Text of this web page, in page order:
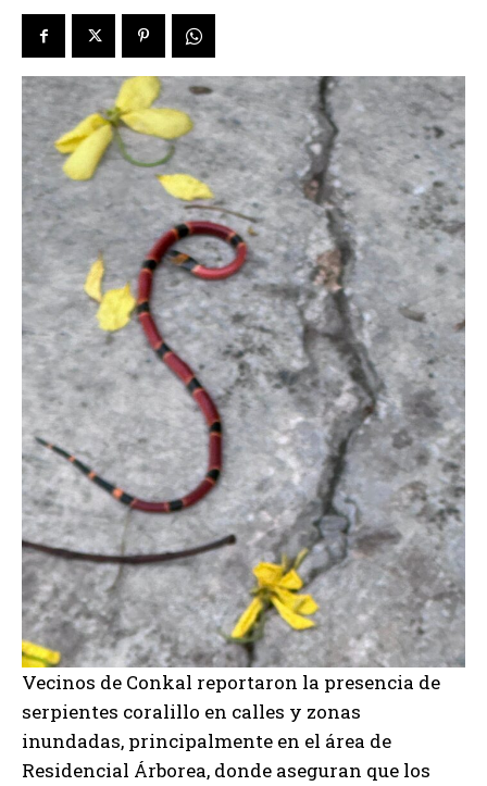
Vecinos de Conkal reportaron la presencia de
serpientes coralillo en calles y zonas
inundadas, principalmente en el área de
Residencial Árborea, donde aseguran que los